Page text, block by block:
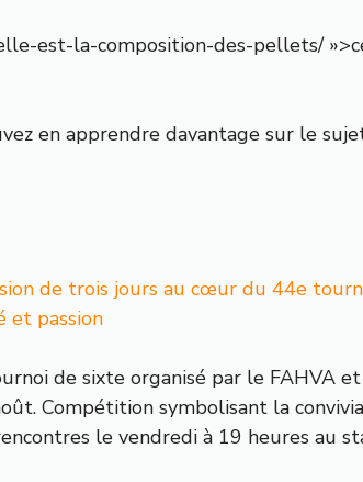
est-la-composition-des-pellets/
en apprendre davantage sur le
de trois jours au cœur du 44e
et passion
de sixte organisé par le FAHVA et
Compétition symbolisant la
le vendredi à 19 heures au